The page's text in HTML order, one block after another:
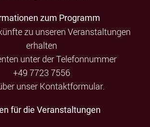
zum Programm
zu unseren Veranstaltungen
erhalten
unter der Telefonnummer
+49 7723 7556
unser Kontaktformular.
für die Veranstaltungen